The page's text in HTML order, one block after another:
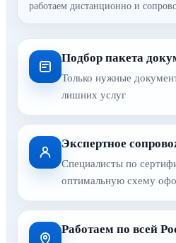
работаем дистанционно и
Подбор пакета
Только нужные
лишних услуг
Экспертное
Специалисты по
оптимальную схему
Работаем по всей